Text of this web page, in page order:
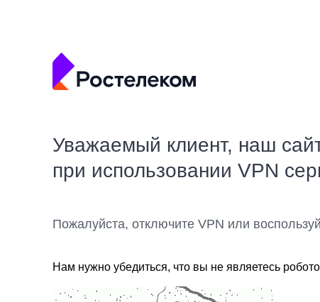
Уважаемый клиент, наш
при использовании VPN
Пожалуйста, отключите VPN или
Нам нужно убедиться, что вы не являетесь